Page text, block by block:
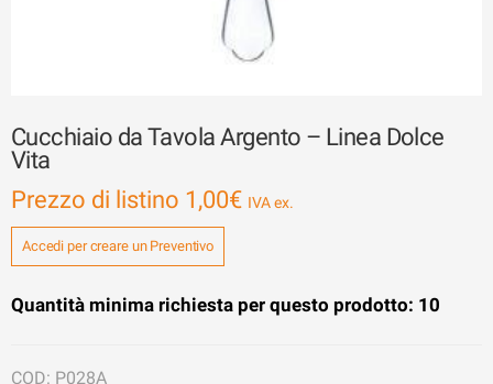
Cucchiaio da Tavola Argento – Linea Dolce
Vita
Prezzo di listino 1,00€
Accedi per creare un Preventivo
Quantità minima richiesta per questo prodotto: 10
P028A